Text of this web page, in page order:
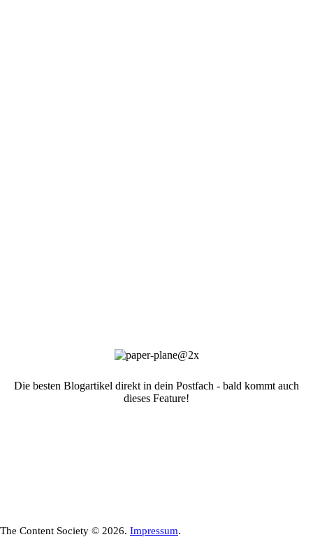
Die besten Blogartikel direkt in dein Postfach - bald kommt auch
dieses Feature!
The Content Society © 2026. Impressum.